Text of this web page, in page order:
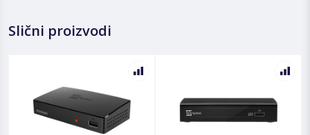
Slični proizvodi